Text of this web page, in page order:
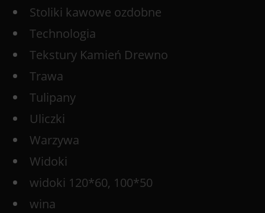
Stoliki kawowe ozdobne
Technologia
Tekstury Kamień Drewno
Trawa
Tulipany
Uliczki
Warzywa
Widoki
widoki 120*60, 100*50
wina